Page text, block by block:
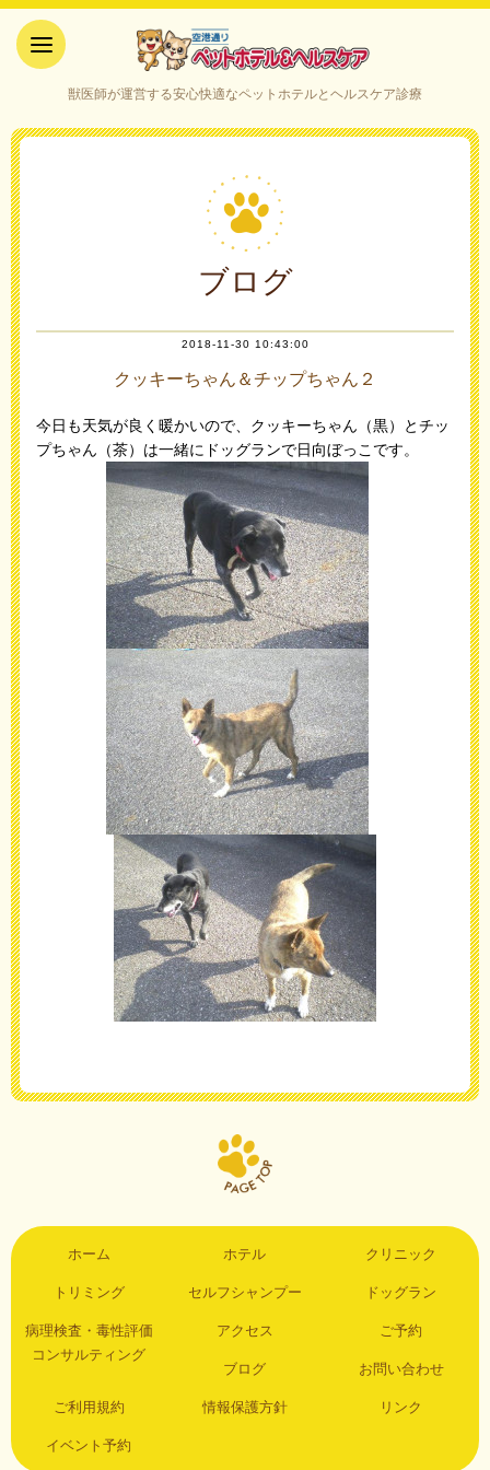
ケア｜山口県宇部市
獣医師が運営する安心快適なペットホテルとヘルスケア診療
ブログ
2018-11-30 10:43:00
クッキーちゃん＆チップちゃん２
今日も天気が良く暖かいので、クッキーちゃん（黒）とチッ
プちゃん（茶）は一緒にドッグランで日向ぼっこです。
ホーム ホテル クリニック
トリミング セルフシャンプー ドッグラン
病理検査・毒性評価
コンサルティング
アクセス ご予約
ブログ お問い合わせ
ご利用規約 情報保護方針 リンク
イベント予約